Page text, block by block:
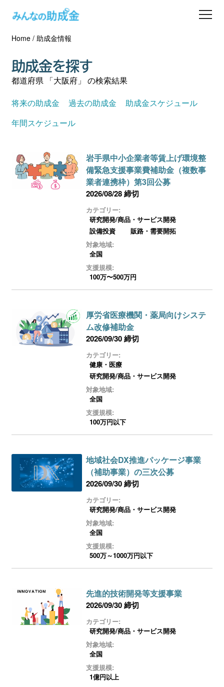
助成金を探す
士業の方へ
助成金コラム
専門家一覧
ダウンロード
会員登録
ログイン
Home/ 助成金情報
助成金を探す
都道府県 「大阪府」 の検索結果
将来の助成金
過去の助成金
助成金スケジュール
年間スケジュール
岩手県中小企業者等賃上げ環境整
備緊急支援事業費補助金（複数事
業者連携枠）第3回公募
2026/08/28 締切
カテゴリー:
研究開発/商品・サービス開発
設備投資
販路・需要開拓
対象地域:
全国
支援規模:
100万〜500万円
厚労省医療機関・薬局向けシステ
ム改修補助金
2026/09/30 締切
カテゴリー:
健康・医療
研究開発/商品・サービス開発
対象地域:
全国
支援規模:
100万円以下
地域社会DX推進パッケージ事業
（補助事業）の三次公募
2026/09/30 締切
カテゴリー:
研究開発/商品・サービス開発
対象地域:
全国
支援規模:
500万～1000万円以下
先進的技術開発等支援事業
2026/09/30 締切
カテゴリー:
研究開発/商品・サービス開発
対象地域:
全国
支援規模:
1億円以上